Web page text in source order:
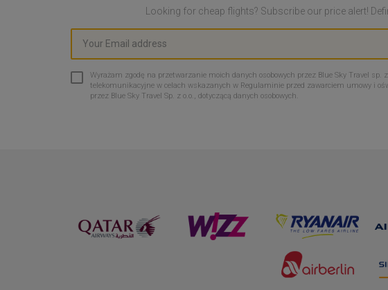
Looking for cheap flights? Subscribe our price alert!
Wyrażam zgodę na przetwarzanie moich danych osobowych przez Blue Sky Travel
telekomunikacyjne w celach wskazanych w Regulaminie przed zawarciem umowy i
przez Blue Sky Travel Sp. z o.o., dotyczącą danych osobowych.